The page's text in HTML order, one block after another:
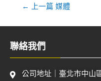
← 上一篇 媒體
聯絡我們
公司地址｜臺北市中山